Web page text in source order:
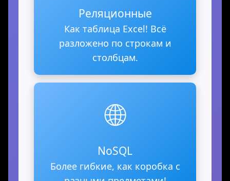
Реляционные
Как таблица Excel! Всё
разложено по строкам и
столбцам.
🌐
NoSQL
Более гибкие, как коробка с